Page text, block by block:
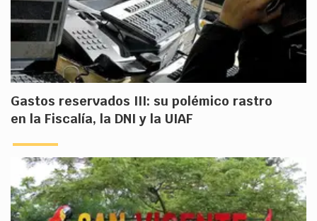
Gastos reservados III: su polémico rastro
en la Fiscalía, la DNI y la UIAF